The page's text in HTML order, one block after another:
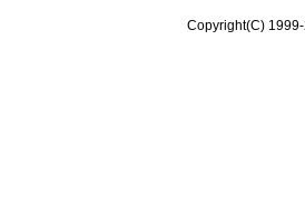
Copyright(C)